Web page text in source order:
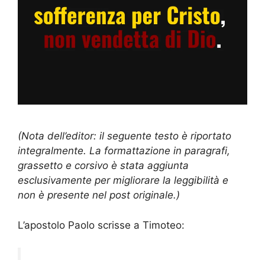
(Nota dell’editor: il seguente testo è riportato
integralmente. La formattazione in paragrafi,
grassetto e corsivo è stata aggiunta
esclusivamente per migliorare la leggibilità e
non è presente nel post originale.)
L’apostolo Paolo scrisse a Timoteo: